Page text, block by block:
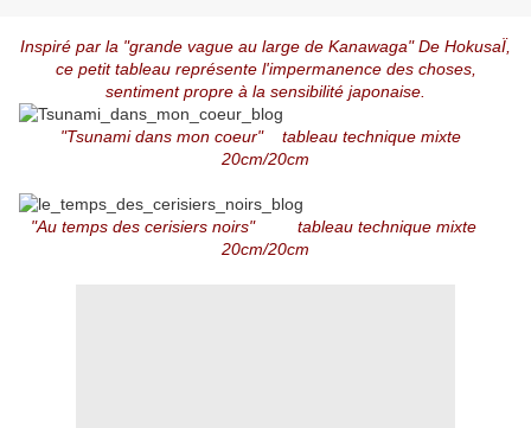
Inspiré par la "grande vague au large de Kanawaga" De HokusaÏ,
ce petit tableau représente l'impermanence des choses,
sentiment propre à la sensibilité japonaise.
"Tsunami dans mon coeur" tableau technique mixte
20cm/20cm
"Au temps des cerisiers noirs" tableau technique mixte
20cm/20cm